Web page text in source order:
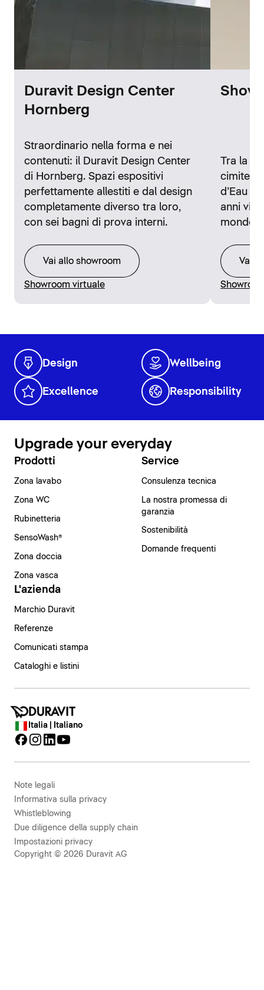
Duravit Design Center
Hornberg
Straordinario nella forma e nei
contenuti: il Duravit Design Center
di Hornberg. Spazi espositivi
perfettamente allestiti e dal design
completamente diverso tra loro,
con sei bagni di prova interni.
Vai allo showroom
Showroom virtuale
Tra la
cimitero
d’Eau
anni
mondo.
Vai
Design Wellbeing
Excellence Responsibility
Upgrade your everyday
Prodotti
Zona lavabo
Zona WC
Rubinetteria
SensoWash®
Zona doccia
Zona vasca
Service
Consulenza tecnica
La nostra promessa di
garanzia
Sostenibilità
Domande frequenti
L'azienda
Marchio Duravit
Referenze
Comunicati stampa
Cataloghi e listini
Italia | Italiano
Note legali
Informativa sulla privacy
Whistleblowing
Due diligence della supply chain
Impostazioni privacy
Copyright © 2026 Duravit AG